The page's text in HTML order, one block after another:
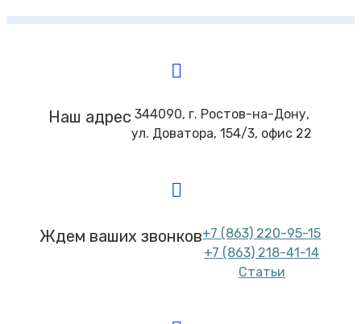
Наш адрес 344090, г. Ростов-на-Дону,
ул. Доватора, 154/3, офис 22
Ждем ваших звонков+7 (863) 220-95-15
+7 (863) 218-41-14
Статьи